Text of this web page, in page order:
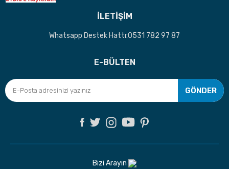
İLETİŞİM
Whatsapp Destek Hattı:0531 782 97 87
E-BÜLTEN
GÖNDER
Bizi Arayın